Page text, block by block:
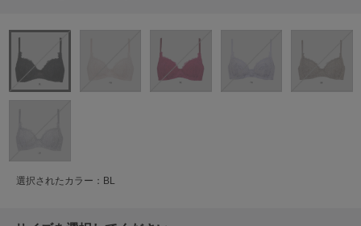
選択されたカラー：BL